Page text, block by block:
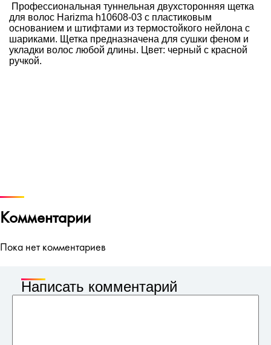
Профессиональная туннельная двухсторонняя щетка
для волос Harizma h10608-03 с пластиковым
основанием и штифтами из термостойкого нейлона с
шариками. Щетка предназначена для сушки феном и
укладки волос любой длины. Цвет: черный с красной
ручкой.
Комментарии
Пока нет комментариев
Написать комментарий